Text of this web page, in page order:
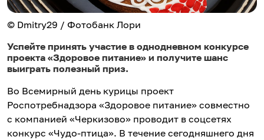
© Dmitry29 / Фотобанк Лори
Успейте принять участие в однодневном конкурсе
проекта «Здоровое питание» и получите шанс
выиграть полезный приз.
Во Всемирный день курицы проект
Роспотребнадзора «Здоровое питание» совместно
с компанией «Черкизово» проводит в соцсетях
конкурс «Чудо-птица». В течение сегодняшнего дня